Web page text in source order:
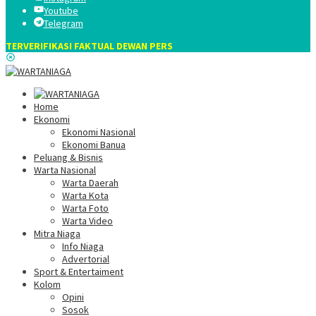
Youtube
Telegram
TERVERIFIKASI FAKTUAL DEWAN PERS
Home
Ekonomi
Ekonomi Nasional
Ekonomi Banua
Peluang & Bisnis
Warta Nasional
Warta Daerah
Warta Kota
Warta Foto
Warta Video
Mitra Niaga
Info Niaga
Advertorial
Sport & Entertaiment
Kolom
Opini
Sosok